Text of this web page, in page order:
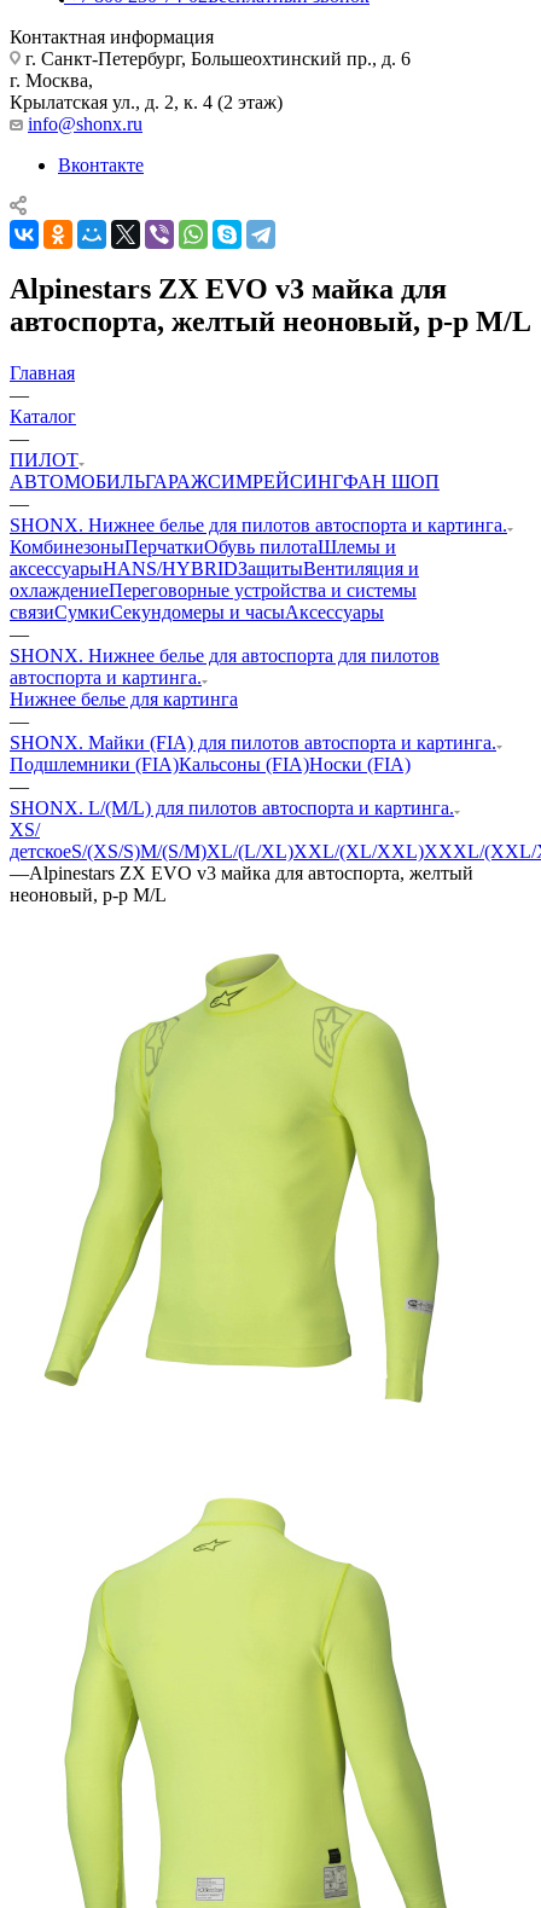
Контактная информация
г. Санкт-Петербург, Большеохтинский пр., д. 6
г. Москва,
Крылатская ул., д. 2, к. 4 (2 этаж)
info@shonx.ru
Вконтакте
Alpinestars ZX EVO v3 майка для
автоспорта, желтый неоновый, р-р M/L
Главная
—
Каталог
—
ПИЛОТ
АВТОМОБИЛЬГАРАЖСИМРЕЙСИНГФАН ШОП
—
SHONX. Нижнее белье для пилотов автоспорта и картинга.
КомбинезоныПерчаткиОбувь пилотаШлемы и
аксессуарыHANS/HYBRIDЗащитыВентиляция и
охлаждениеПереговорные устройства и системы
связиСумкиСекундомеры и часыАксессуары
—
SHONX. Нижнее белье для автоспорта для пилотов
автоспорта и картинга.
Нижнее белье для картинга
—
SHONX. Майки (FIA) для пилотов автоспорта и картинга.
Подшлемники (FIA)Кальсоны (FIA)Носки (FIA)
—
SHONX. L/(M/L) для пилотов автоспорта и картинга.
XS/
детскоеS/(XS/S)M/(S/M)XL/(L/XL)XXL/(XL/XXL)XXXL/
—Alpinestars ZX EVO v3 майка для автоспорта, желтый
неоновый, р-р M/L